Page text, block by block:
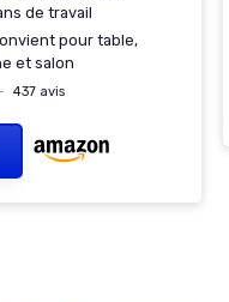
de travail
pour table,
et salon
437 avis